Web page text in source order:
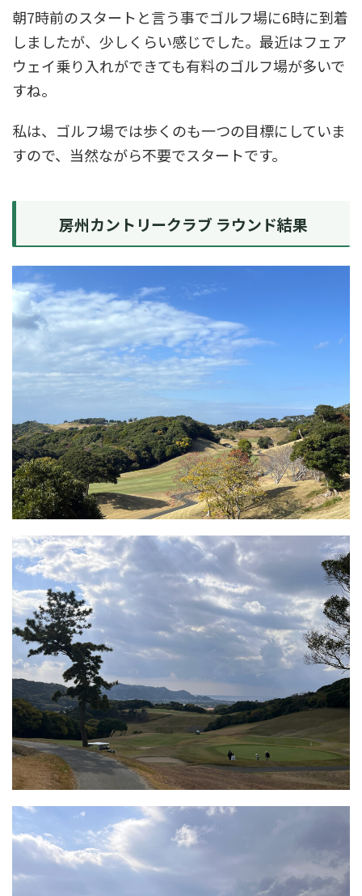
朝7時前のスタートと言う事でゴルフ場に6時に到着
しましたが、少しくらい感じでした。最近はフェア
ウェイ乗り入れができても有料のゴルフ場が多いで
すね。
私は、ゴルフ場では歩くのも一つの目標にしていま
すので、当然ながら不要でスタートです。
房州カントリークラブ ラウンド結果